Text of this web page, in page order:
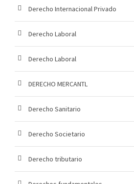
Derecho Internacional Privado
Derecho Laboral
Derecho Laboral
DERECHO MERCANTL
Derecho Sanitario
Derecho Societario
Derecho tributario